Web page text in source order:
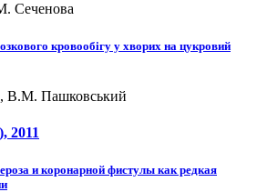
Сеченова
кровообігу у хворих на цукровий
В.М. Пашковський
, 2011
и коронарной фистулы как редкая